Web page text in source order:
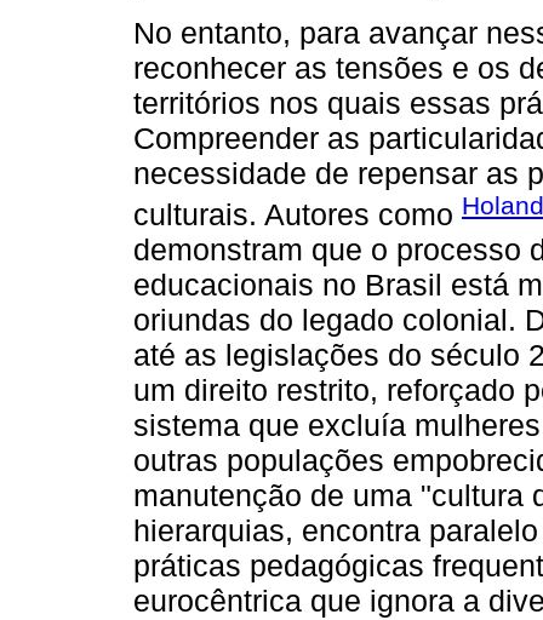
No entanto, para avançar
reconhecer as tensões e os
territórios nos quais essas
Compreender as
necessidade de repensar as
culturais. Autores como
demonstram que o processo
educacionais no Brasil está
oriundas do legado colonial.
até as legislações do século
um direito restrito, reforçado
sistema que excluía
outras populações
manutenção de uma "cultura
hierarquias, encontra
práticas pedagógicas
eurocêntrica que ignora a